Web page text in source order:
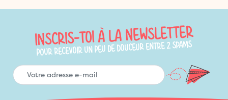
INSCRIS-TOI À LA NEWSLETTER
POUR RECEVOIR UN PEU DE DOUCEUR ENTRE 2 SPAMS